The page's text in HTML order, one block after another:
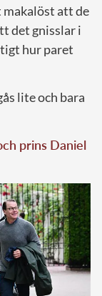
makalöst att de
det gnisslar i
hur paret
lite och bara
prins Daniel